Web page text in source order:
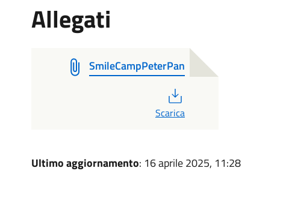
Allegati
SmileCampPeterPan
Scarica
Ultimo aggiornamento: 16 aprile 2025, 11:28